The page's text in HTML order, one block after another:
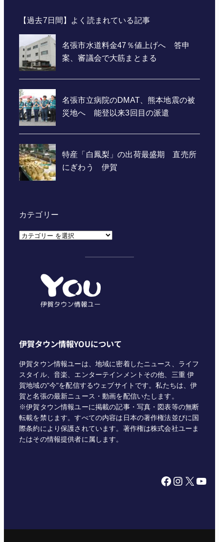
【過去7日間】よく読まれている記事
カテゴリー
カ
伊賀タウン情報YOUについて
伊賀タウン情報ユーは、地域に密着したニュース、ライフ
スタイル、音楽、エンターテインメントその他、三重 伊
賀地域の"今"を配信するウェブサイトです。私たちは、伊
賀と名張の最新ニュース・動画を配信いたします。
※伊賀タウン情報ユーに掲載の記事・写真・図表等の無断
転載を禁じます。すべての内容は日本の著作権法並びに国
際条約により保護されています。著作権は株式会社ユーま
たはその情報提供者に属します。
Facebook Instagram X YouTube